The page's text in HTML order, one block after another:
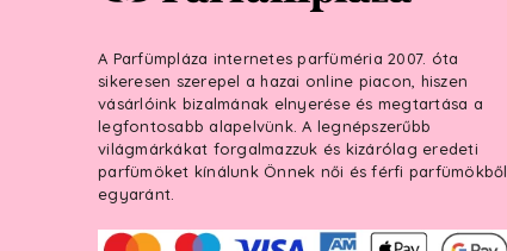
A Parfümpláza internetes parfüméria 2007. óta
sikeresen szerepel a hazai online piacon, hiszen
vásárlóink bizalmának elnyerése és megtartása a
legfontosabb alapelvünk. A legnépszerűbb
világmárkákat forgalmazzuk és kizárólag eredeti
parfümöket kínálunk Önnek női és férfi parfümökből
egyaránt.